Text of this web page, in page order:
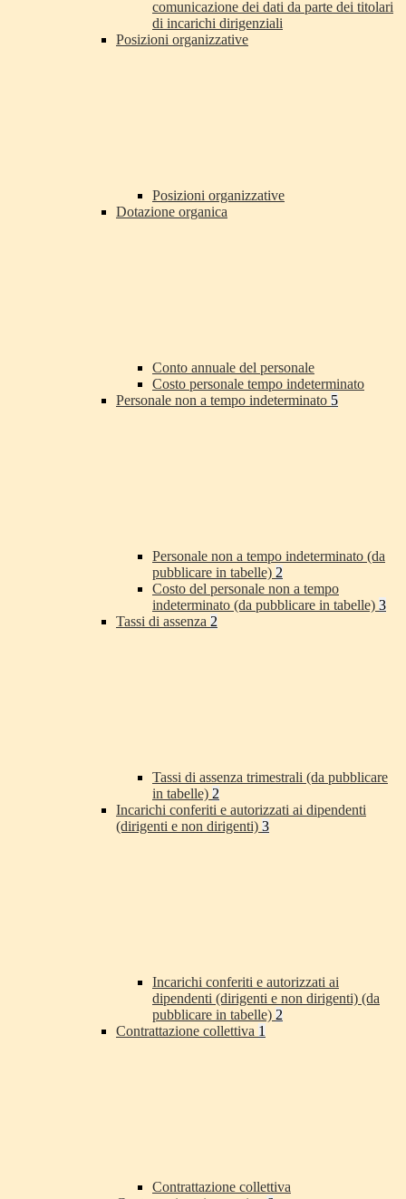
comunicazione dei dati da parte dei titolari
di incarichi dirigenziali
Posizioni organizzative
Posizioni organizzative
Dotazione organica
Conto annuale del personale
Costo personale tempo indeterminato
Personale non a tempo indeterminato 5
Personale non a tempo indeterminato (da
pubblicare in tabelle) 2
Costo del personale non a tempo
indeterminato (da pubblicare in tabelle) 3
Tassi di assenza 2
Tassi di assenza trimestrali (da pubblicare
in tabelle) 2
Incarichi conferiti e autorizzati ai dipendenti
(dirigenti e non dirigenti) 3
Incarichi conferiti e autorizzati ai
dipendenti (dirigenti e non dirigenti) (da
pubblicare in tabelle) 2
Contrattazione collettiva 1
Contrattazione collettiva